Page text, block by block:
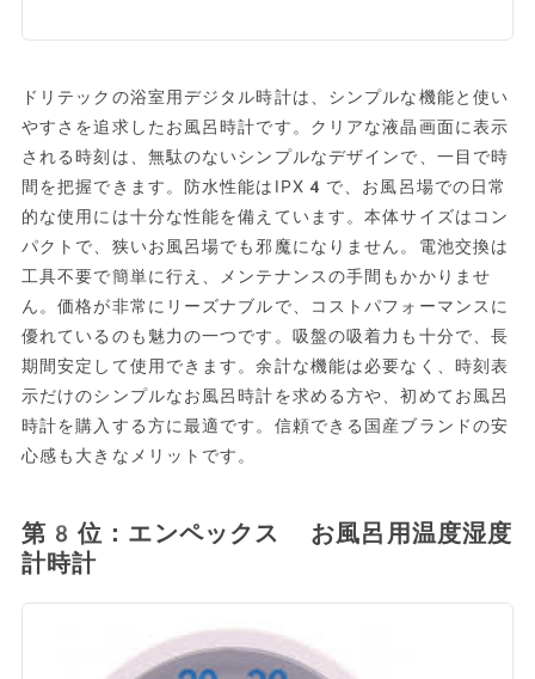
ドリテックの浴室用デジタル時計は、シンプルな機能と使い
やすさを追求したお風呂時計です。クリアな液晶画面に表示
される時刻は、無駄のないシンプルなデザインで、一目で時
間を把握できます。防水性能はIPX4で、お風呂場での日常
的な使用には十分な性能を備えています。本体サイズはコン
パクトで、狭いお風呂場でも邪魔になりません。電池交換は
工具不要で簡単に行え、メンテナンスの手間もかかりませ
ん。価格が非常にリーズナブルで、コストパフォーマンスに
優れているのも魅力の一つです。吸盤の吸着力も十分で、長
期間安定して使用できます。余計な機能は必要なく、時刻表
示だけのシンプルなお風呂時計を求める方や、初めてお風呂
時計を購入する方に最適です。信頼できる国産ブランドの安
心感も大きなメリットです。
第8位：エンペックス お風呂用温度湿度
計時計